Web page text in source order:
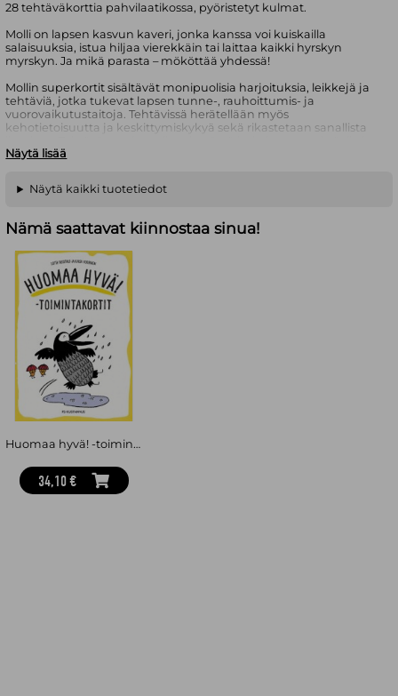
28 tehtäväkorttia pahvilaatikossa, pyöristetyt kulmat.
Molli on lapsen kasvun kaveri, jonka kanssa voi kuiskailla
salaisuuksia, istua hiljaa vierekkäin tai laittaa kaikki hyrskyn
myrskyn. Ja mikä parasta – mököttää yhdessä!
Mollin superkortit sisältävät monipuolisia harjoituksia, leikkejä ja
tehtäviä, jotka tukevat lapsen tunne-, rauhoittumis- ja
vuorovaikutustaitoja. Tehtävissä herätellään myös
kehotietoisuutta ja keskittymiskykyä sekä rikastetaan sanallista
yhdessä aikuisen kanssa.
Valloittavat superkortit pohjautuvat rakastettuihin Molli-kirjoihin.
Korteissa on useampi harjoitus, joista voi valita lapsen tai ryhmän
leikkimään ja tunnistamaan tunteita.
Katri Kirkkopelto ja Tiina Haapsalo. Haapsalolla on laaja kokemus
varhaiskasvatuksen kouluttajana, draamapedagogina ja
työnohjaajana. Hän on ollut mukana toimittamassa mm. kirjoja
Mun ja Sun juttu (2016) sekä Meidän juttu (2020) ja kirjoittanut
teoksen Läsnäolon lahja (2022).
Näytä lisää
Näytä kaikki tuotetiedot
Nämä saattavat kiinnostaa sinua!
Huomaa hyvä! -toimintakortit (30 korttia)
34,10 €